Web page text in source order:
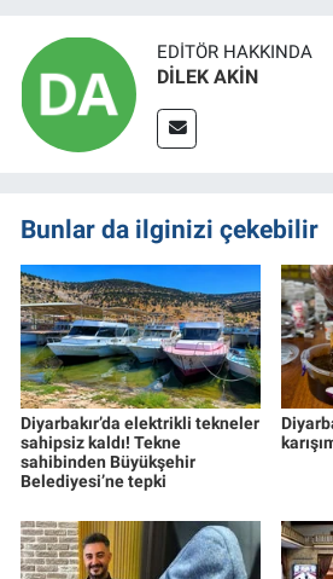
EDITÖR HAKKINDA
DİLEK AKİN
Bunlar da ilginizi çekebilir
Diyarbakır’da elektrikli tekneler
sahipsiz kaldı! Tekne
sahibinden Büyükşehir
Belediyesi’ne tepki